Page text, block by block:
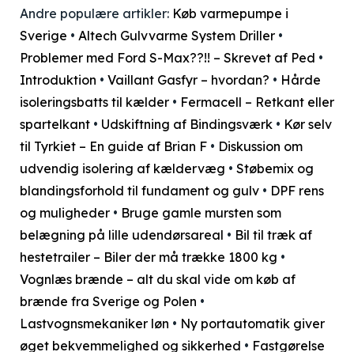
Andre populære artikler: Køb varmepumpe i
Sverige • Altech Gulvvarme System Driller •
Problemer med Ford S-Max??!! – Skrevet af Ped •
Introduktion • Vaillant Gasfyr – hvordan? • Hårde
isoleringsbatts til kælder • Fermacell – Retkant eller
spartelkant • Udskiftning af Bindingsværk • Kør selv
til Tyrkiet – En guide af Brian F • Diskussion om
udvendig isolering af kældervæg • Støbemix og
blandingsforhold til fundament og gulv • DPF rens
og muligheder • Bruge gamle mursten som
belægning på lille udendørsareal • Bil til træk af
hestetrailer – Biler der må trække 1800 kg •
Vognlæs brænde – alt du skal vide om køb af
brænde fra Sverige og Polen •
Lastvognsmekaniker løn • Ny portautomatik giver
øget bekvemmelighed og sikkerhed • Fastgørelse